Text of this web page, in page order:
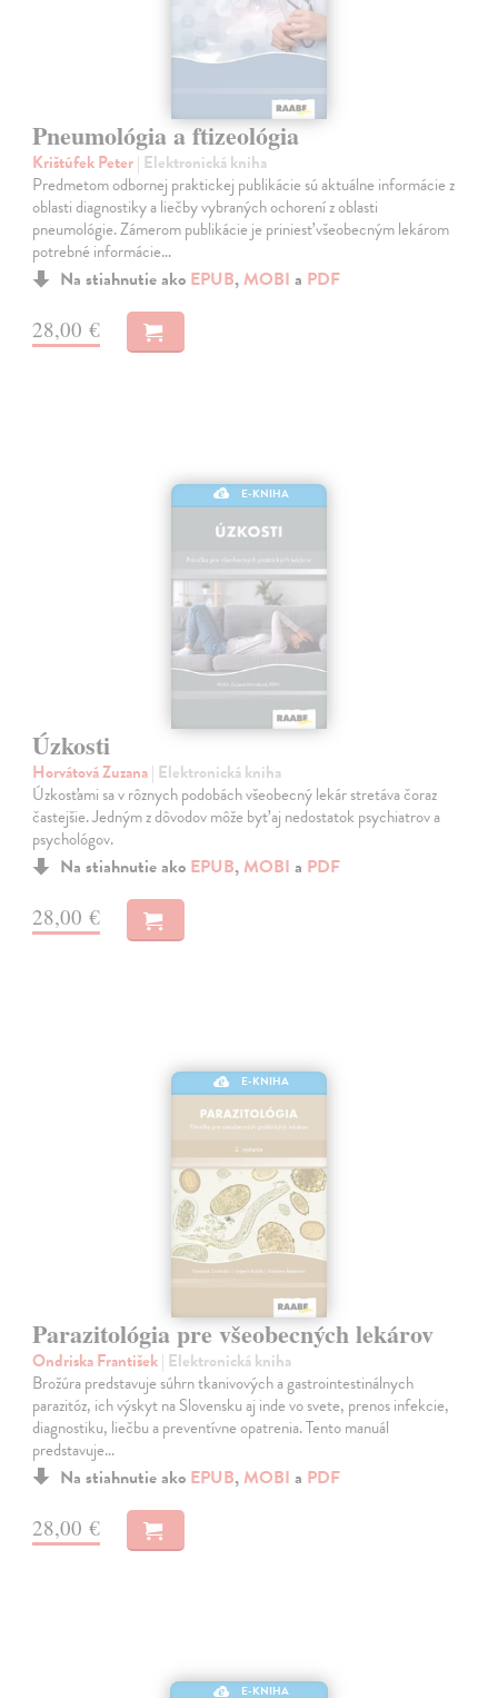
Pneumológia a ftizeológia
Krištúfek Peter| Elektronická kniha
Predmetom odbornej praktickej publikácie sú aktuálne informácie z
oblasti diagnostiky a liečby vybraných ochorení z oblasti
pneumológie. Zámerom publikácie je priniesť všeobecným lekárom
potrebné informácie…
Na stiahnutie ako EPUB, MOBI a PDF
28,00 €
E-KNIHA
Úzkosti
Horvátová Zuzana| Elektronická kniha
Úzkosťami sa v rôznych podobách všeobecný lekár stretáva čoraz
častejšie. Jedným z dôvodov môže byť aj nedostatok psychiatrov a
psychológov.
Na stiahnutie ako EPUB, MOBI a PDF
28,00 €
E-KNIHA
Parazitológia pre všeobecných lekárov
Ondriska František| Elektronická kniha
Brožúra predstavuje súhrn tkanivových a gastrointestinálnych
parazitóz, ich výskyt na Slovensku aj inde vo svete, prenos infekcie,
diagnostiku, liečbu a preventívne opatrenia. Tento manuál
predstavuje…
Na stiahnutie ako EPUB, MOBI a PDF
28,00 €
E-KNIHA